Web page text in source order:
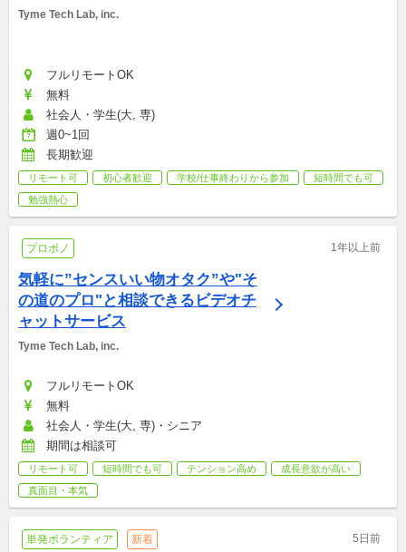
Tyme Tech Lab, inc.
フルリモートOK
無料
社会人・学生(大, 専)
週0~1回
長期歓迎
リモート可 初心者歓迎 学校/仕事終わりから参加
短時間でも可
勉強熱心
プロボノ 1年以上前
気軽に”センスいい物オタク”や"そ
の道のプロ"と相談できるビデオチ
ャットサービス
Tyme Tech Lab, inc.
フルリモートOK
無料
社会人・学生(大, 専)・シニア
期間は相談可
リモート可 短時間でも可 テンション高め
成長意欲が高い
真面目・本気
単発ボランティア 新着 5日前